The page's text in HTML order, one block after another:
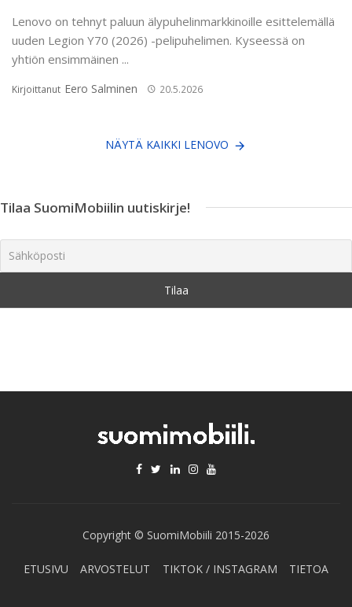
Lenovo on tehnyt paluun älypuhelinmarkkinoille esittelemällä
uuden Legion Y70 (2026) -pelipuhelimen. Kyseessä on
yhtiön ensimmäinen ...
Kirjoittanut Eero Salminen 20.5.2026
NÄYTÄ KAIKKI LENOVO
Tilaa SuomiMobiilin uutiskirje!
Copyright © SuomiMobiili 2015-2026
ETUSIVU ARVOSTELUT TIKTOK / INSTAGRAM TIETOA